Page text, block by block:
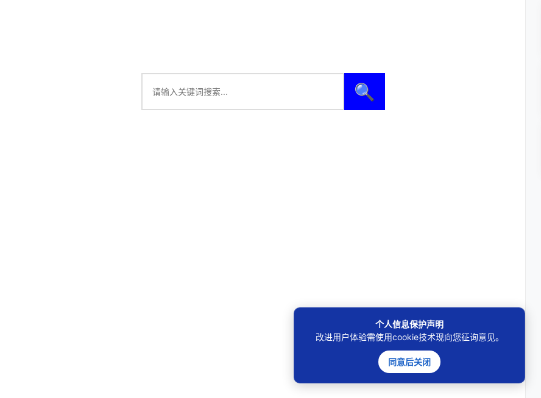
🔍
个人信息保护声明
改进用户体验需使用cookie技术现向您征询意见。
同意后关闭